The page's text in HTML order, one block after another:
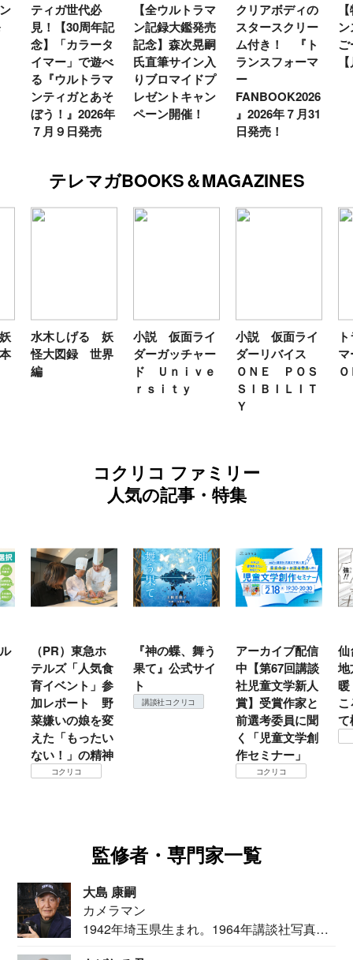
【全ウルトラマ
ン記録大鑑発売
記念】森次晃嗣
氏直筆サイン入
りブロマイドプ
レゼントキャン
ペーン開催！
クリアボディの
スタースクリー
ム付き！ 『ト
ランスフォーマ
ー
FANBOOK2026
』2026年７月31
【特別編】トラ
ンスフォーマー
ごー！ごー！
【月イチ更新】
♡
テレマガBOOKS＆MAGAZINES
小説 仮面ライ
ダーガッチャー
ド Ｕｎｉｖｅ
小説 仮面ライ
ダーリバイス
ＯＮＥ ＰＯＳ
ＳＩＢＩＬＩＴ
トランスフォー
マーＦＡＮＢＯ
ＯＫ２０２６
コクリコ ファミリー
人気の記事・特集
『神の蝶、舞う
果て』公式サイ
ト
講談社コクリコ
アーカイブ配信
中【第67回講談
社児童文学新人
賞】受賞作家と
仙台の冬は東北
地方では温
暖？ 本当のと
ころは仙台に来
て検証すべし！
コクリコ
監修者・専門家一覧
大島 康嗣
カメラマン
1942年埼玉県生まれ。1964年講談社写真部